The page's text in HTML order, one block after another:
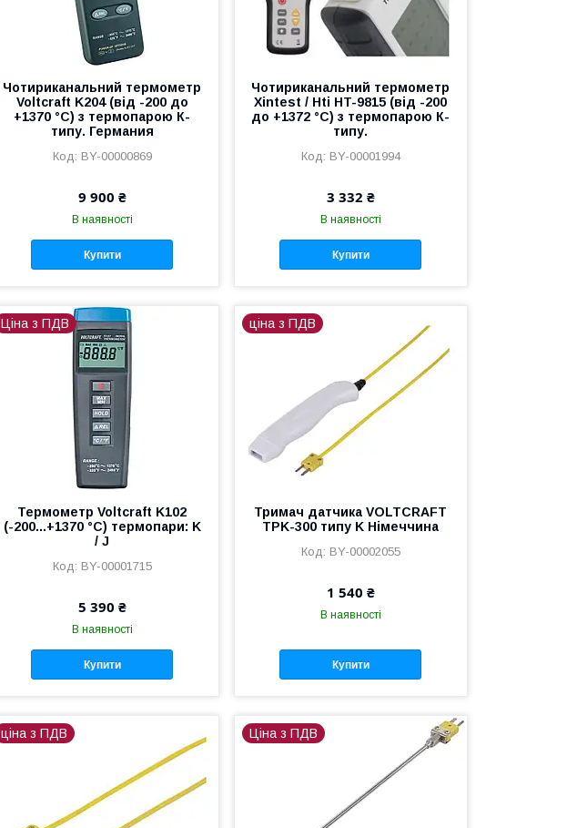
Чотириканальний термометр
Voltcraft K204 (від -200 до
+1370 °C) з термопарою К-
типу. Германия
BY-00000869
9 900 ₴
В наявності
Купити
Чотириканальний термометр
Xintest / Hti HT-9815 (від -200
до +1372 °C) з термопарою К-
типу.
BY-00001994
3 332 ₴
В наявності
Купити
Ціна з ПДВ
Термометр Voltcraft K102
(-200...+1370 °C) термопари: K
/ J
BY-00001715
5 390 ₴
В наявності
Купити
ціна з ПДВ
Тримач датчика VOLTCRAFT
TPK-300 типу K Німеччина
BY-00002055
1 540 ₴
В наявності
Купити
ціна з ПДВ Ціна з ПДВ